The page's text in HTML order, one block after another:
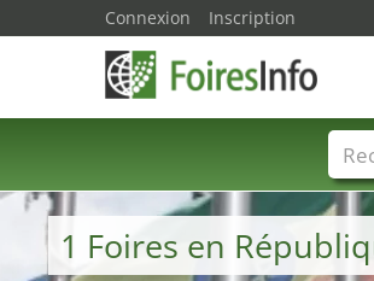
1 Foires en
Connexion Inscription